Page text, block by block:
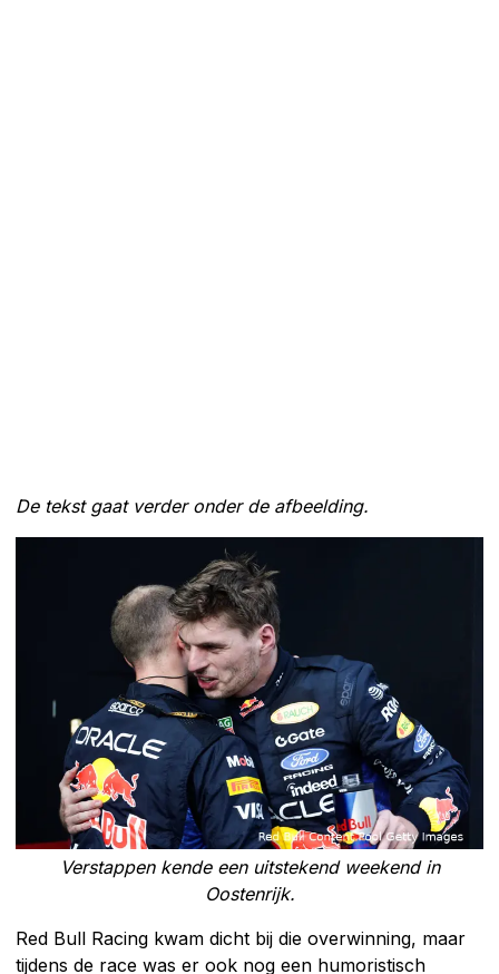
De tekst gaat verder onder de afbeelding.
Verstappen kende een uitstekend weekend in
Oostenrijk.
Red Bull Racing kwam dicht bij die overwinning, maar
tijdens de race was er ook nog een humoristisch